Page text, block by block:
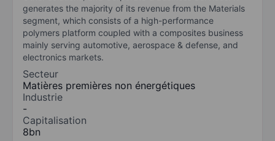
generates the majority of its revenue from the Materials
segment, which consists of a high-performance
polymers platform coupled with a composites business
mainly serving automotive, aerospace & defense, and
electronics markets.
Secteur
Matières premières non énergétiques
Industrie
-
Capitalisation
8bn